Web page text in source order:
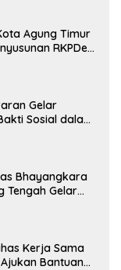
Agung Timur
RKPDes
Gelar
Sosial dalam
Bhayangkara
Tengah Gelar
Kerja Sama
Bantuan